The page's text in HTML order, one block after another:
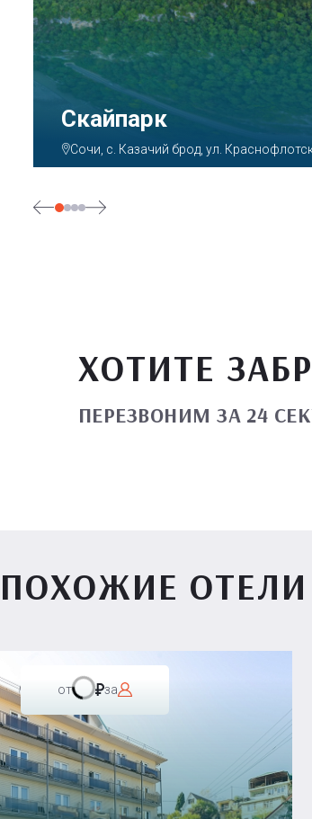
Парк «Ривьера»
Сочи, ул. Егорова, 1/6, микрорайон
ХОТИТЕ
ПЕРЕЗВОНИМ ЗА 24
ПОХОЖИЕ ОТЕЛИ
от за